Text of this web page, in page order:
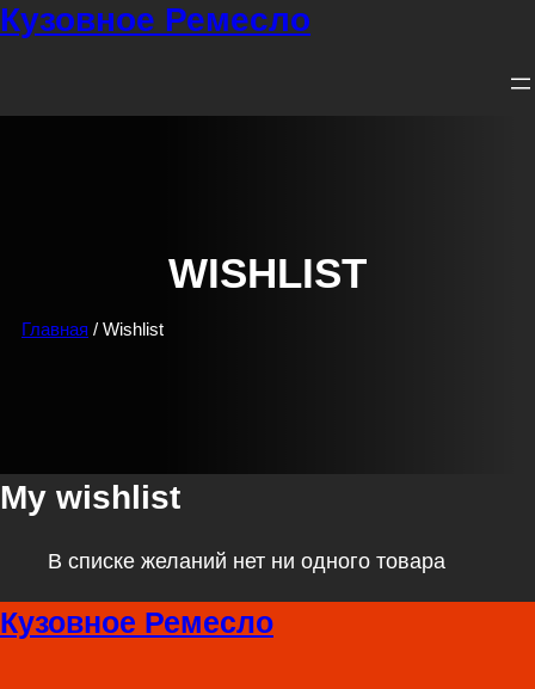
Перейти
Кузовное Ремесло
WISHLIST
Главная / Wishlist
My wishlist
В списке желаний нет ни одного товара
Кузовное Ремесло